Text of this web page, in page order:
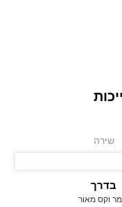
שירה
בדרך
‬מאור